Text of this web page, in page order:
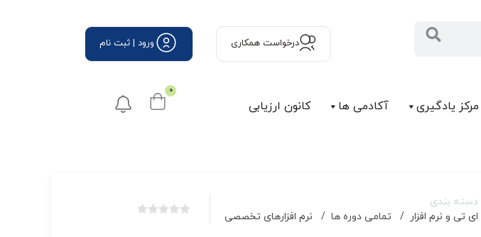
ورود | ثبت نام درخواست همكاری
مرکز يادگیری آکادمی ها کانون ارزیابی
0
دسته بندی
ای تی و نرم افزار / تمامی دوره ها / نرم افزارهای تخصصی